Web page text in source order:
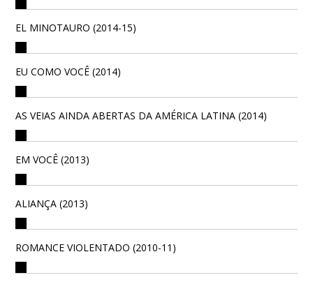
EL MINOTAURO (2014-15)
EU COMO VOCÊ (2014)
AS VEIAS AINDA ABERTAS DA AMÉRICA LATINA (2014)
EM VOCÊ (2013)
ALIANÇA (2013)
ROMANCE VIOLENTADO (2010-11)